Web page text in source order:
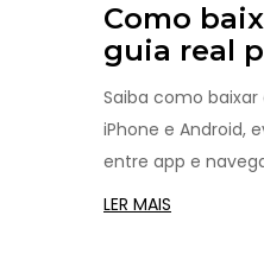
Como
guia real
celular
Saiba como
iPhone e Android,
entre app e
o que você
LER MAIS